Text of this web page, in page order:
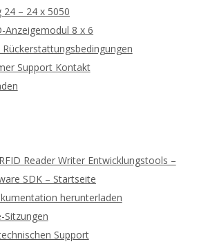
24 – 24 x 5050
Anzeigemodul 8 x 6
Rückerstattungsbedingungen
Support Kontakt
Reader Writer Entwicklungstools –
SDK – Startseite
herunterladen
Sitzungen
Support